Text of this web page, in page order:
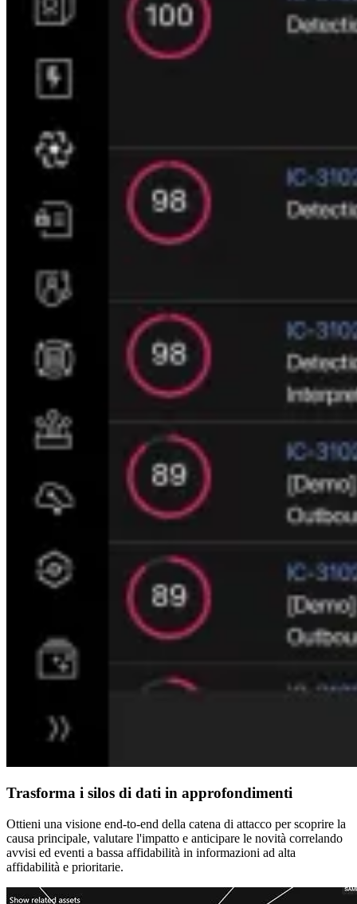
Trasforma i silos di dati in approfondimenti
Ottieni una visione end-to-end della catena di attacco per scoprire la
causa principale, valutare l'impatto e anticipare le novità correlando
avvisi ed eventi a bassa affidabilità in informazioni ad alta
affidabilità e prioritarie.